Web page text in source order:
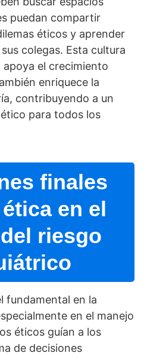
puedan compartir
éticos y aprender
colegas. Esta cultura
el crecimiento
enriquece la
contribuyendo a un
para todos los
finales
en el
riesgo
fundamental en la
en el manejo
éticos guí­an a los
de decisiones